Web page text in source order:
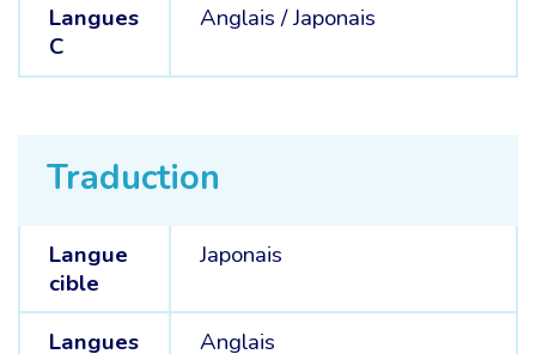
Langues
C
Anglais /Japonais
Traduction
Langue
cible
Japonais
Langues
Anglais